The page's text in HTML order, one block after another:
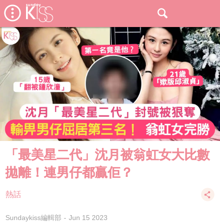
「最美星二代」沈月被翁虹女大比數
拋離！連男仔都贏佢？
熱話
Sundaykiss編輯部 Jun 15 2023